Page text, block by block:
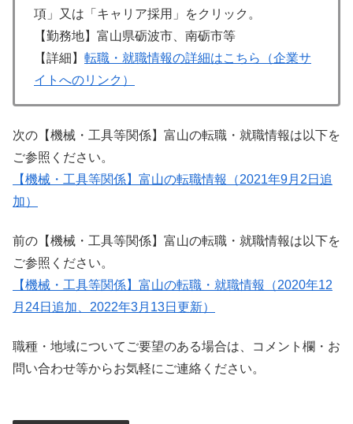
項」又は「キャリア採用」をクリック。
【勤務地】富山県砺波市、南砺市等
【詳細】 転職・就職情報の詳細はこちら（企業サ
イトへのリンク）
次の【機械・工具等関係】富山の転職・就職情報は以下を
ご参照ください。
【機械・工具等関係】富山の転職情報（2021年9月2日追
加）
前の【機械・工具等関係】富山の転職・就職情報は以下を
ご参照ください。
【機械・工具等関係】富山の転職・就職情報（2020年12
月24日追加、2022年3月13日更新）
職種・地域についてご要望のある場合は、コメント欄・お
問い合わせ等からお気軽にご連絡ください。